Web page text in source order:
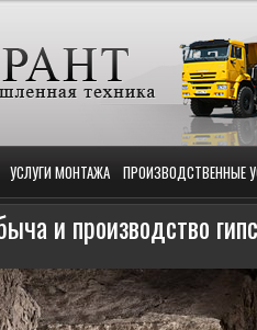
УСЛУГИ МОНТАЖА ПРОИЗВОДСТВЕННЫЕ
и производство